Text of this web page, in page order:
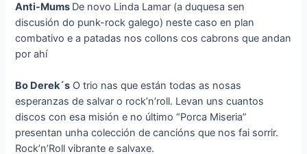
Anti-Mums De novo Linda Lamar (a duquesa sen
discusión do punk-rock galego) neste caso en plan
combativo e a patadas nos collons cos cabrons que andan
por ahí
Bo Derek´s O trio nas que están todas as nosas
esperanzas de salvar o rock’n’roll. Levan uns cuantos
discos con esa misión e no último “Porca Miseria”
presentan unha colección de cancións que nos fai sorrir.
Rock’n’Roll vibrante e salvaxe.